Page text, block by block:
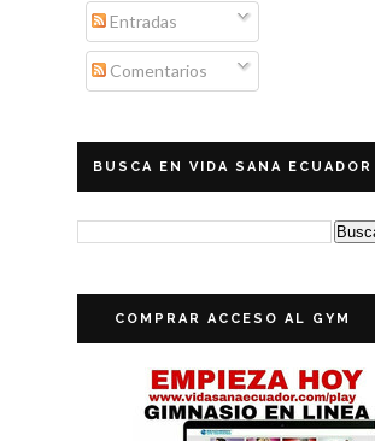
Entradas
Comentarios
BUSCA EN VIDA SANA ECUADOR
COMPRAR ACCESO AL GYM